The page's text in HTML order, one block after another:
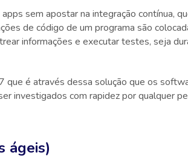
sem apostar na integração contínua,
de código de um programa são
informações e executar testes, seja
é através dessa solução que os
investigados com rapidez por qualquer
ágeis)